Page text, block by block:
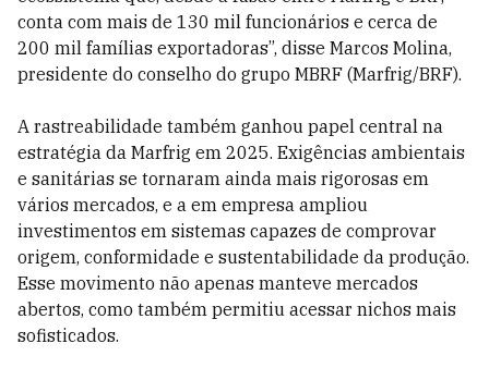
conta com mais de 130 mil funcionários e cerca de
200 mil famílias exportadoras”, disse Marcos Molina,
presidente do conselho do grupo MBRF (Marfrig/BRF).
A rastreabilidade também ganhou papel central na
estratégia da Marfrig em 2025. Exigências ambientais
e sanitárias se tornaram ainda mais rigorosas em
vários mercados, e a em empresa ampliou
investimentos em sistemas capazes de comprovar
origem, conformidade e sustentabilidade da produção.
Esse movimento não apenas manteve mercados
abertos, como também permitiu acessar nichos mais
sofisticados.